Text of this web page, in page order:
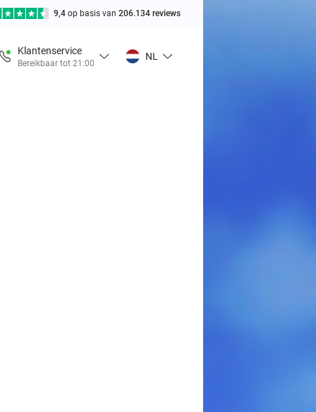
9,4 op basis van 206.134 reviews
Klantenservice
Bereikbaar tot 21:00
NL